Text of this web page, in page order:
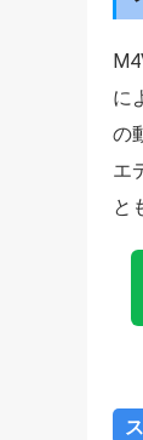
に
の
エ
と